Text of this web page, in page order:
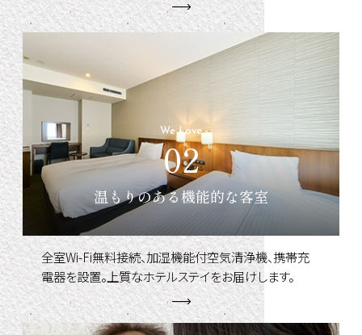
We Love
02
温もりのある機能的な客室
全室Wi-Fi無料接続、加湿機能付空気清浄機、携帯充
電器を設置。上質なホテルステイをお届けします。